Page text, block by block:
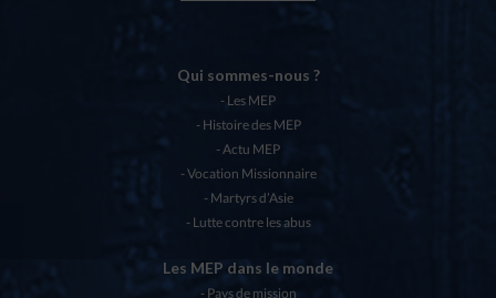
Qui sommes-nous ?
Les MEP
Histoire des MEP
Actu MEP
Vocation Missionnaire
Martyrs d’Asie
Lutte contre les abus
Les MEP dans le monde
Pays de mission